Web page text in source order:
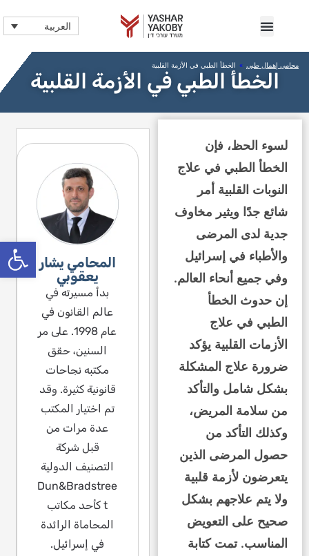
العربية
محامي إهمال طبي » الخطأ الطبي في الأزمة القلبية
الخطأ الطبي في الأزمة القلبية
لسوء الحظ، فإن
الخطأ الطبي في علاج
النوبات القلبية أمر
شائع جدًا ويثير مخاوف
جدية لدى المرضى
والأطباء في إسرائيل
وفي جميع أنحاء العالم.
إن حدوث الخطأ
الطبي في علاج
الأزمات القلبية يؤكد
ضرورة علاج المشكلة
بشكل شامل والتأكد
من سلامة المريض،
وكذلك التأكد من
حصول المرضى الذين
يتعرضون لأزمة قلبية
ولا يتم علاجهم بشكل
صحيح على التعويض
المناسب. تمت كتابة
المحامي يشار
يعقوبي
بدأ مسيرته في
عالم القانون في
عام 1998. على مر
السنين، حقق
مكتبه نجاحات
قانونية كثيرة. وقد
تم اختيار المكتب
عدة مرات من
قبل شركة
التصنيف الدولية
Dun&Bradstree
t كأحد مكاتب
المحاماة الرائدة
في إسرائيل.